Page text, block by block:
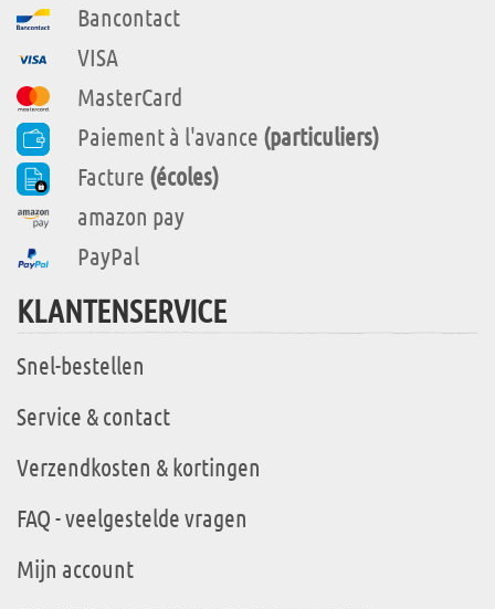
Bancontact
VISA
MasterCard
Paiement à l'avance (particuliers)
Facture (écoles)
amazon pay
PayPal
KLANTENSERVICE
Snel-bestellen
Service & contact
Verzendkosten & kortingen
FAQ - veelgestelde vragen
Mijn account